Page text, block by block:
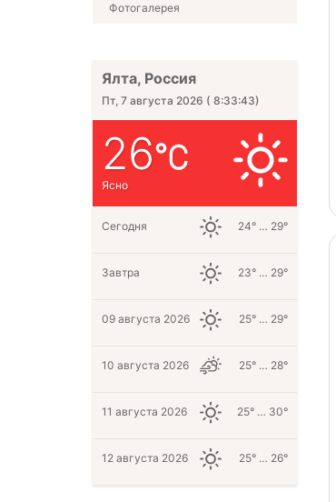
Фотогалерея
Ялта, Россия
Пт, 7 августа 2026 ( 8:33:43)
26
Ясно
Сегодня 24° … 29°
Завтра 23° … 29°
09 августа 2026 25° … 29°
10 августа 2026 25° … 28°
11 августа 2026 25° … 30°
12 августа 2026 25° … 26°